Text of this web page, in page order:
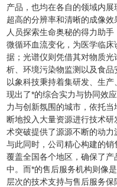
产品，也均在各自的领域内
超高的分辨率和清晰的成像
人员探索生命奥秘的得力助
微循环血流变化，为医学临
据；光谱仪则凭借其对物质
析、环境污染物监测以及食品
以象科技秉持着集研发、生
现出了*的综合实力与协同效
力与创新氛围的城市，依托
断地投入大量资源进行技术
术突破提供了源源不断的动力
与此同时，公司精心构建的
覆盖全国各个地区，确保了
中。而*的售后服务机构则像
层次的技术支持与售后服务